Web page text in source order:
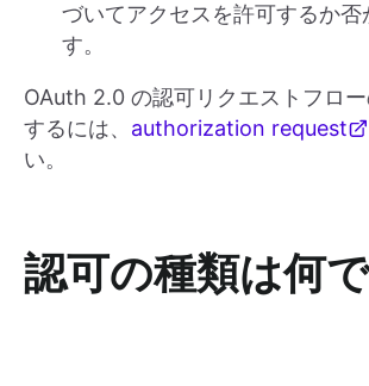
づいてアクセスを許可するか否
す。
OAuth 2.0 の認可リクエストフロ
するには、 authorization request
い。
認可の種類は何